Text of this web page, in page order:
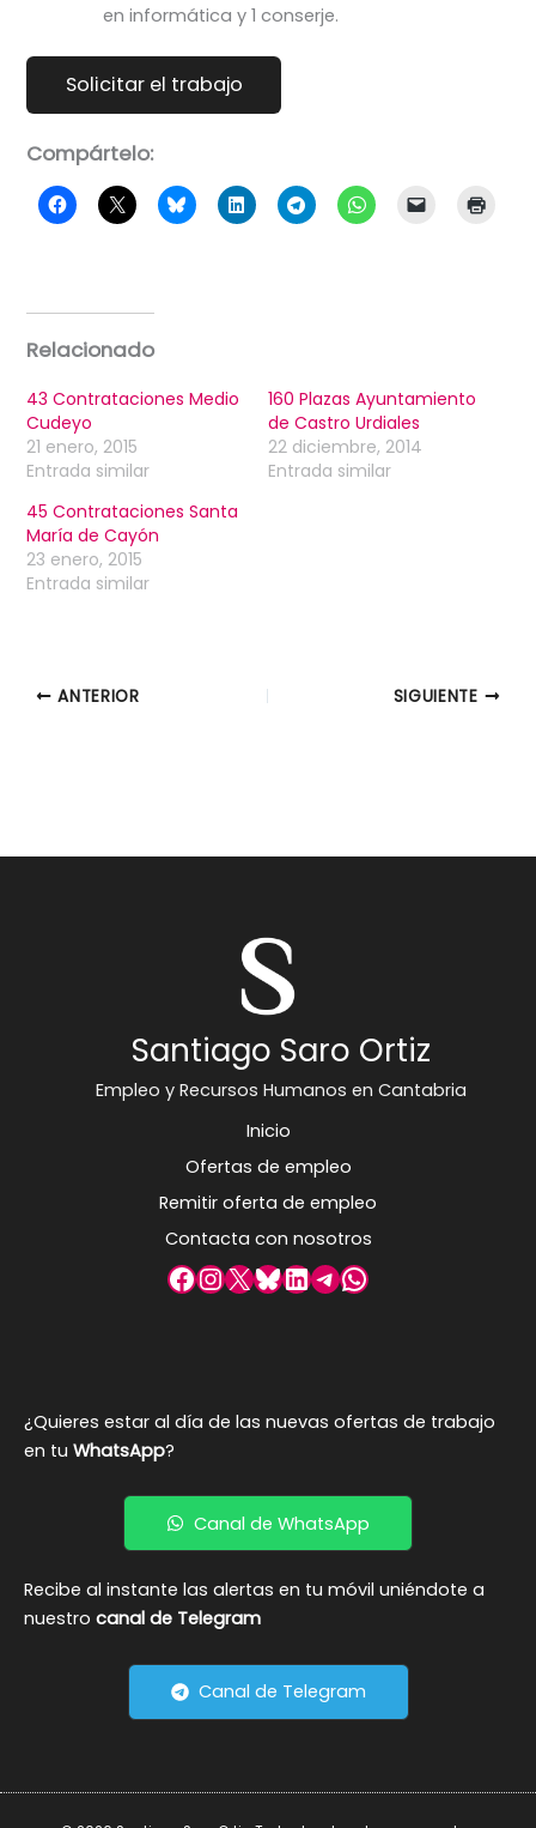
en informática y 1 conserje.
Compártelo:
Relacionado
43 Contrataciones Medio
Cudeyo
21 enero, 2015
Entrada similar
160 Plazas Ayuntamiento
de Castro Urdiales
22 diciembre, 2014
Entrada similar
45 Contrataciones Santa
María de Cayón
23 enero, 2015
Entrada similar
ANTERIOR SIGUIENTE
Santiago Saro Ortiz
Empleo y Recursos Humanos en Cantabria
Inicio
Ofertas de empleo
Remitir oferta de empleo
Contacta con nosotros
Facebook
Instagram
X Bluesky
LinkedIn
Telegram
WhatsApp
¿Quieres estar al día de las nuevas ofertas de trabajo
en tu WhatsApp?
Canal de WhatsApp
Recibe al instante las alertas en tu móvil uniéndote a
nuestro canal de Telegram
Canal de Telegram